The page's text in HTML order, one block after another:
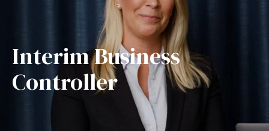
Interim Business
Controller